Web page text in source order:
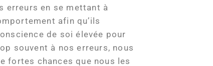
erreurs en se mettant à
afin qu’ils
de soi élevée pour
souvent à nos erreurs, nous
fortes chances que nous les